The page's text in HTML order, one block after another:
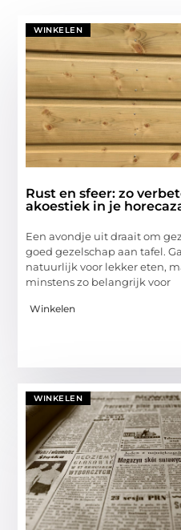
WINKELEN
Rust en sfeer: zo
akoestiek in je
Een avondje uit draait om
goed gezelschap aan tafel.
natuurlijk voor lekker eten,
minstens zo belangrijk voor
Winkelen
WINKELEN